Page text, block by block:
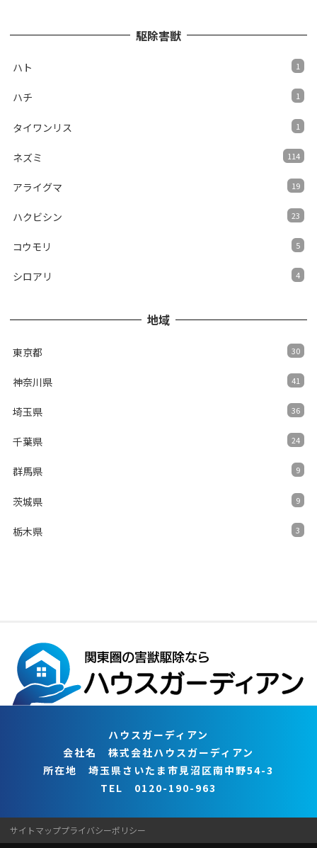
駆除害獣
ハト 1
ハチ 1
タイワンリス 1
ネズミ 114
アライグマ 19
ハクビシン 23
コウモリ 5
シロアリ 4
地域
東京都 30
神奈川県 41
埼玉県 36
千葉県 24
群馬県 9
茨城県 9
栃木県 3
ハウスガーディアン
会社名 株式会社ハウスガーディアン
所在地 埼玉県さいたま市見沼区南中野54-3
TEL 0120-190-963
サイトマッププライバシーポリシー